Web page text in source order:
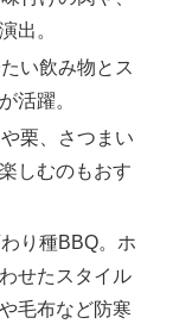
出。
い飲み物とス
活躍。
栗、さつまい
しむのもおす
り種BBQ。ホ
せたスタイル
毛布など防寒